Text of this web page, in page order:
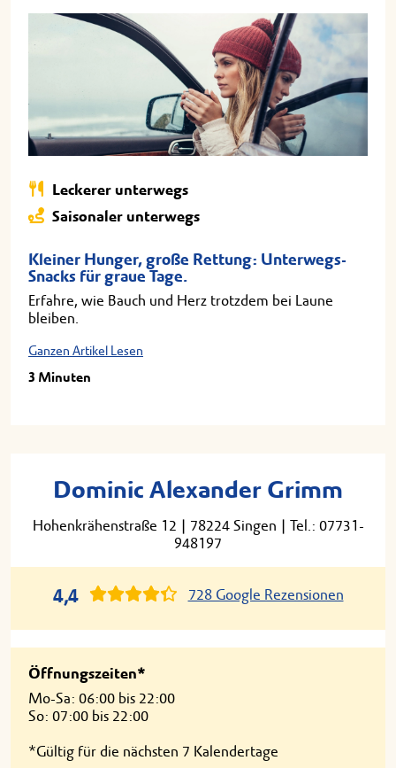
Leckerer unterwegs
Saisonaler unterwegs
Kleiner Hunger, große Rettung: Unterwegs-
Snacks für graue Tage.
Erfahre, wie Bauch und Herz trotzdem bei Laune
bleiben.
Ganzen Artikel Lesen
3 Minuten
Dominic Alexander Grimm
Hohenkrähenstraße 12 | 78224 Singen | Tel.: 07731-
948197
4,4 728 Google Rezensionen
Öffnungszeiten*
Mo-Sa: 06:00 bis 22:00
So: 07:00 bis 22:00
*Gültig für die nächsten 7 Kalendertage